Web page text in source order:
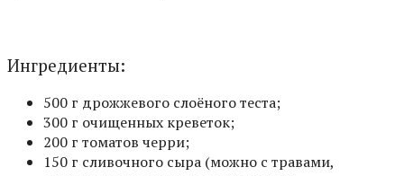
Ингредиенты:
500 г дрожжевого слоёного теста;
300 г очищенных креветок;
200 г томатов черри;
150 г сливочного сыра (можно с травами,